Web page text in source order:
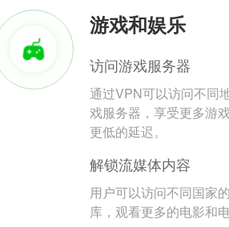
游戏和娱乐
访问游戏服务器
通过VPN可以访问不同
戏服务器，享受更多游
更低的延迟。
解锁流媒体内容
用户可以访问不同国家
库，观看更多的电影和电